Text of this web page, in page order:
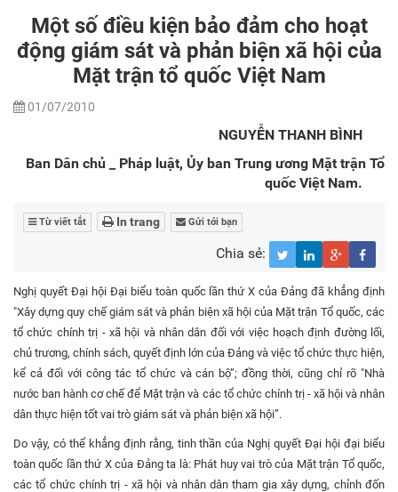
Một số điều kiện bảo đảm cho hoạt
động giám sát và phản biện xã hội của
Mặt trận tổ quốc Việt Nam
01/07/2010
NGUYỄN THANH BÌNH
Ban Dân chủ _ Pháp luật, Ủy ban Trung ương Mặt trận Tổ
quốc Việt Nam.
Từ viết tắt In trang Gửi tới bạn
Chia sẻ:
Nghị quyết Đại hội Đại biểu toàn quốc lần thứ X của Đảng đã khẳng định
"Xây dựng quy chế giám sát và phản biện xã hội của Mặt trận Tổ quốc, các
tổ chức chính trị - xã hội và nhân dân đối với việc hoạch định đường lối,
chủ trương, chính sách, quyết định lớn của Đảng và việc tổ chức thực hiện,
kể cả đối với công tác tổ chức và cán bộ”; đồng thời, cũng chỉ rõ "Nhà
nước ban hành cơ chế để Mặt trận và các tổ chức chính trị - xã hội và nhân
dân thực hiện tốt vai trò giám sát và phản biện xã hội”.
Do vậy, có thể khẳng định rằng, tinh thần của Nghị quyết Đại hội đại biểu
toàn quốc lần thứ X của Đảng ta là: Phát huy vai trò của Mặt trận Tổ quốc,
các tổ chức chính trị - xã hội và nhân dân tham gia xây dựng, chỉnh đốn